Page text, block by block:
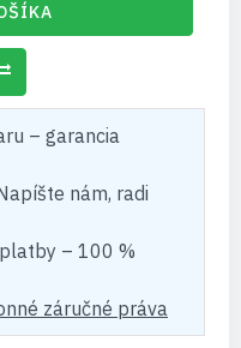
– garancia
nám, radi
– 100 %
záručné práva